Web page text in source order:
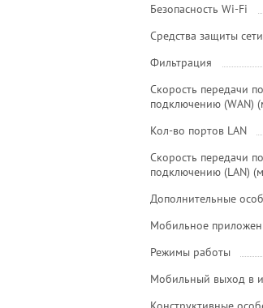
Безопасность Wi-Fi
Средства защиты сети
Фильтрация
Скорость передачи
подключению (WAN)
Кол-во портов LAN
Скорость передачи
подключению (LAN)
Дополнительные
Мобильное
Режимы работы
Мобильный выход в